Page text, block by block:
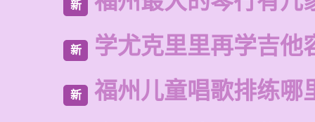
新
新 学尤克里里再学吉他
新 福州儿童唱歌排练哪